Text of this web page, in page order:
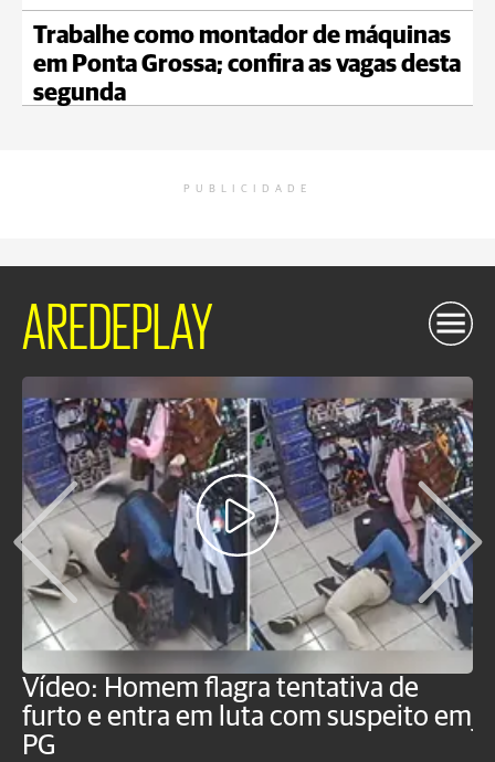
Trabalhe como montador de máquinas
em Ponta Grossa; confira as vagas desta
segunda
PUBLICIDADE
AREDEPLAY
Vídeo: Homem flagra tentativa de
furto e entra em luta com suspeito em
PG